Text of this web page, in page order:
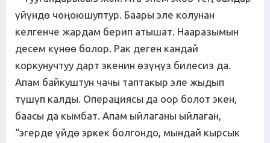
үйүндө чоңоюшуптур. Баары эле колунан
келгенче жардам берип атышат. Нааразымын
десем күнөө болор. Рак деген кандай
коркунучтуу дарт экенин өзүңүз билесиз да.
Апам байкуштун чачы таптакыр эле жыдып
түшүп калды. Операциясы да оор болот экен,
баасы да кымбат. Апам ыйлаганы ыйлаган,
“эгерде үйдө эркек болгондо, мындай кырсык